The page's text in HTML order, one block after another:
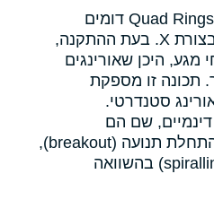
איקסרינגים (X-Rings), המכונים גם Quad Rings©‎ דומים
לאורינגים, אבל פרופיל החתך שלהם בצורת X. בעת ההתקנה,
היכן שאורינגים
תכונה זו מספקת
סטנדרטי.
דינמיים, שם הם
מאפשרים הפחתה בחיכוך בפעולה ובהתחלת תנועה (breakout),
ומפחיתים את הסיכון לכשל סיבובי (spiralling) בהשוואה